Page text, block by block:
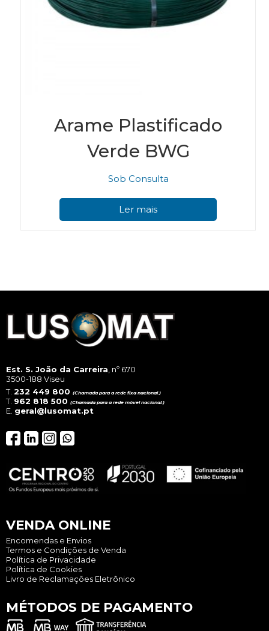
Arame Plastificado
Verde BWG
Sob Consulta
Ler mais
Est. S. João da Carreira , nº 670
3500-188 Viseu
T. 232 449 800 (Chamada para a rede fixa nacional.)
T. 962 818 500 (Chamada para a rede móvel nacional.)
E. geral@lusomat.pt
VENDA ONLINE
Encomendas e Envios
Termos e Condições de Venda
Política de Privacidade
Política de Cookies
Livro de Reclamações Eletrônico
MÉTODOS DE PAGAMENTO